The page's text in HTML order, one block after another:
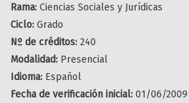
Rama: Ciencias Sociales y Jurídicas
Ciclo: Grado
Nº de créditos: 240
Modalidad: Presencial
Idioma: Español
Fecha de verificación inicial: 01/06/2009